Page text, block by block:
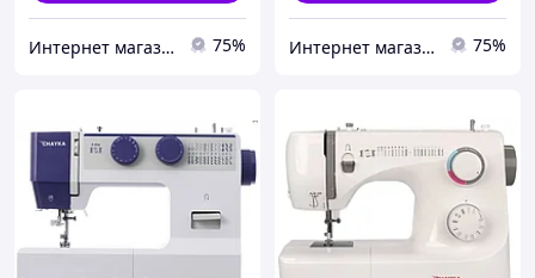
Интернет магазин "Техника" 75% Интернет магазин "Техника" 75%